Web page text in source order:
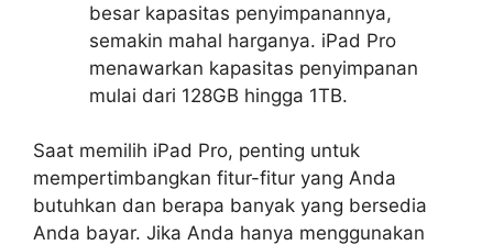
besar kapasitas penyimpanannya,
semakin mahal harganya. iPad Pro
menawarkan kapasitas penyimpanan
mulai dari 128GB hingga 1TB.
Saat memilih iPad Pro, penting untuk
mempertimbangkan fitur-fitur yang Anda
butuhkan dan berapa banyak yang bersedia
Anda bayar. Jika Anda hanya menggunakan